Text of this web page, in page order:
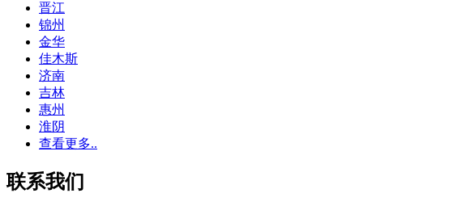
晋江
锦州
金华
佳木斯
济南
吉林
惠州
淮阴
查看更多..
联系我们